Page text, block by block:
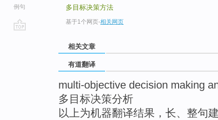
例句
多目标决策方法
基于1个网页-相关网页
相关文章
有道翻译
multi-objective decision making
多目标决策分析
以上为机器翻译结果，长、整句